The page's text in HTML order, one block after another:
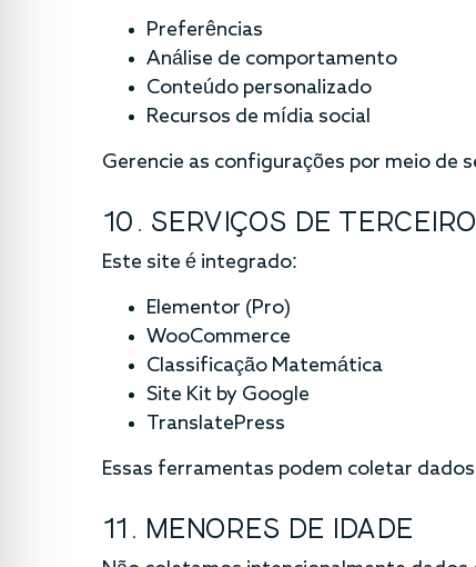
Preferências
Análise de comportamento
Conteúdo personalizado
Recursos de mídia social
Gerencie as configurações por meio de
10. SERVIÇOS DE
Este site é integrado:
Elementor (Pro)
WooCommerce
Classificação Matemática
Site Kit by Google
TranslatePress
Essas ferramentas podem coletar
11. MENORES DE IDADE